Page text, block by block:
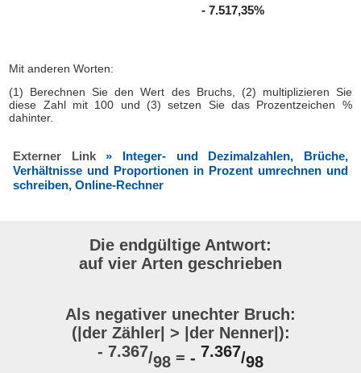
- 7.517,35%
Mit anderen Worten:
(1) Berechnen Sie den Wert des Bruchs, (2) multiplizieren Sie
diese Zahl mit 100 und (3) setzen Sie das Prozentzeichen %
dahinter.
Externer Link» Integer- und Dezimalzahlen, Brüche,
Verhältnisse und Proportionen in Prozent umrechnen und
schreiben, Online-Rechner
Die endgültige Antwort:
auf vier Arten geschrieben
Als negativer unechter Bruch:
(|der Zähler| > |der Nenner|):
- 7.367/98 = - 7.367/98